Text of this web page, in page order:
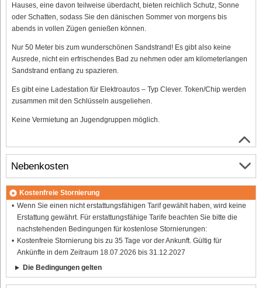
Hauses, eine davon teilweise überdacht, bieten reichlich Schutz, Sonne
oder Schatten, sodass Sie den dänischen Sommer von morgens bis
abends in vollen Zügen genießen können.
Nur 50 Meter bis zum wunderschönen Sandstrand! Es gibt also keine
Ausrede, nicht ein erfrischendes Bad zu nehmen oder am kilometerlangen
Sandstrand entlang zu spazieren.
Es gibt eine Ladestation für Elektroautos – Typ Clever. Token/Chip werden
zusammen mit den Schlüsseln ausgeliehen.
Keine Vermietung an Jugendgruppen möglich.
Nebenkosten
Kostenfreie Stornierung
Wenn Sie einen nicht erstattungsfähigen Tarif gewählt haben, wird keine
Erstattung gewährt. Für erstattungsfähige Tarife beachten Sie bitte die
nachstehenden Bedingungen für kostenlose Stornierungen:
Kostenfreie Stornierung bis zu 35 Tage vor der Ankunft. Gültig für
Ankünfte in dem Zeitraum 18.07.2026 bis 31.12.2027
Die Bedingungen gelten